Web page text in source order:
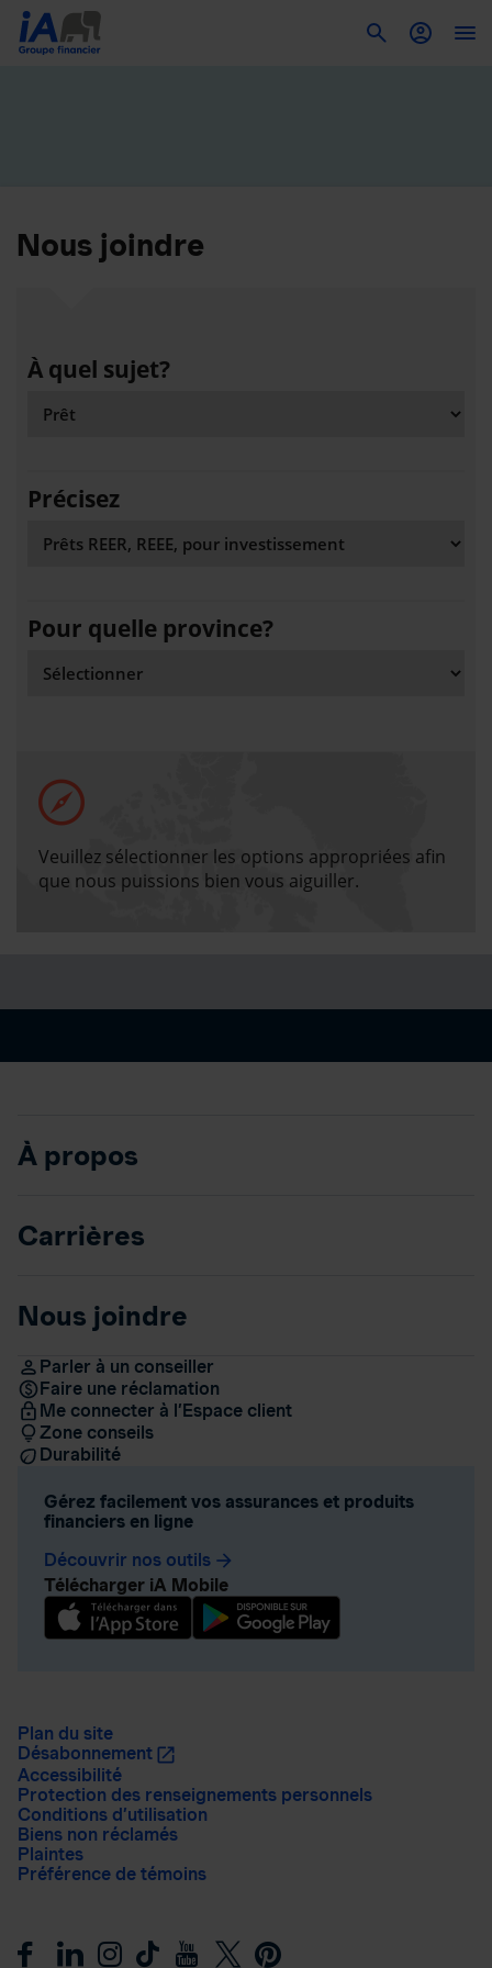
Nous joindre
À quel sujet?
Précisez
Pour quelle province?
Veuillez sélectionner les options appropriées afin
que nous puissions bien vous aiguiller.
À propos
Carrières
Nous joindre
Parler à un conseiller
Faire une réclamation
Me connecter à l’Espace client
Zone conseils
Durabilité
Gérez facilement vos assurances et produits
financiers en ligne
Découvrir nos outils arrow_forward
Télécharger iA Mobile
Plan du site
Désabonnement
Accessibilité
Protection des renseignements personnels
Conditions d’utilisation
Biens non réclamés
Plaintes
Préférence de témoins